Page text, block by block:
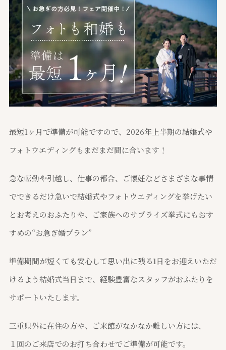
最短1ヶ月で準備が可能ですので、2026年上半期の結婚式や
フォトウエディングもまだまだ間に合います！
急な転勤や引越し、仕事の都合、ご懐妊などさまざまな事情
でできるだけ急いで結婚式やフォトウエディングを挙げたい
とお考えのおふたりや、ご家族へのサプライズ挙式にもおす
すめの“お急ぎ婚プラン”
準備期間が短くても安心して思い出に残る1日をお迎えいただ
けるよう結婚式当日まで、経験豊富なスタッフがおふたりを
サポートいたします。
三重県外に在住の方や、ご来館がなかなか難しい方には、
１回のご来店でのお打ち合わせでご準備が可能です。